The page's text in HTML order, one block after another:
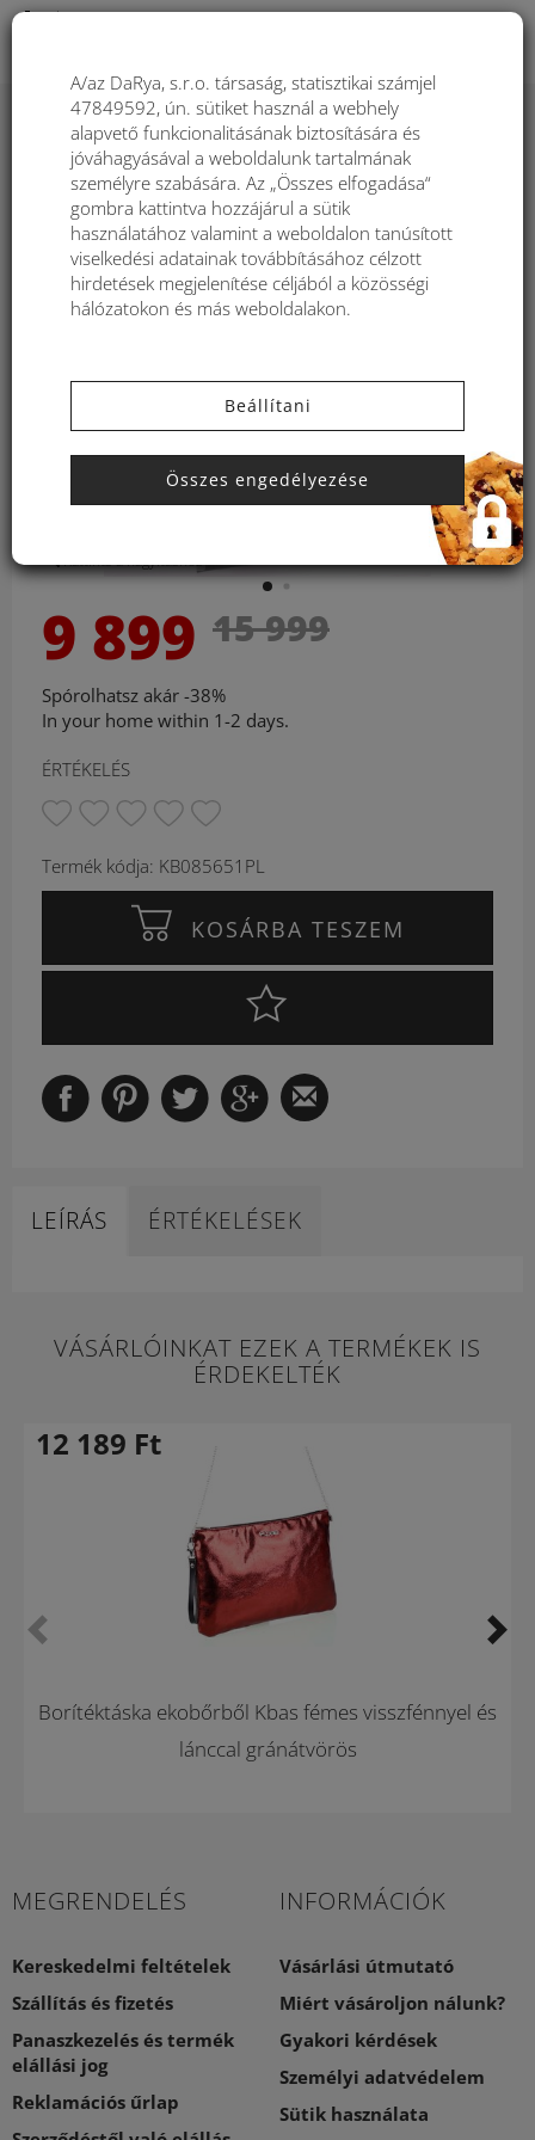
Női borítéktáska Kbas vállra
ezüstszínű 085651PL
Kattints a nagyításhoz
9 899 15 999
Spórolhatsz akár -38%
In your home within 1-2 days.
ÉRTÉKELÉS
Termék kódja: KB085651PL
KOSÁRBA TESZEM
LEÍRÁS ÉRTÉKELÉSEK
VÁSÁRLÓINKAT EZEK A TERMÉKEK IS
ÉRDEKELTÉK
Borítéktáska ekobőrből Kbas fémes visszfénnyel és
lánccal gránátvörös
12 189 Ft
MEGRENDELÉS
Kereskedelmi feltételek
Szállítás és fizetés
Panaszkezelés és termék
elállási jog
Reklamációs űrlap
INFORMÁCIÓK
Vásárlási útmutató
Miért vásároljon nálunk?
Gyakori kérdések
Személyi adatvédelem
Sütik használata
A/az DaRya, s.r.o. társaság, statisztikai számjel
47849592, ún. sütiket használ a webhely
alapvető funkcionalitásának biztosítására és
jóváhagyásával a weboldalunk tartalmának
személyre szabására. Az „Összes elfogadása“
gombra kattintva hozzájárul a sütik
használatához valamint a weboldalon tanúsított
viselkedési adatainak továbbításához célzott
hirdetések megjelenítése céljából a közösségi
hálózatokon és más weboldalakon.
Beállítani
Összes engedélyezése